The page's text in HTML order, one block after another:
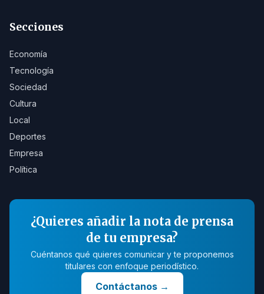
Secciones
Economía
Tecnología
Sociedad
Cultura
Local
Deportes
Empresa
Política
¿Quieres añadir la nota de prensa
de tu empresa?
Cuéntanos qué quieres comunicar y te proponemos
titulares con enfoque periodístico.
Contáctanos→